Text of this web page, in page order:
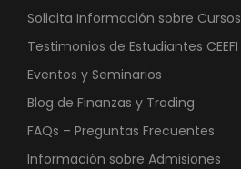
Solicita Información sobre Cursos
Testimonios de Estudiantes CEEFI
Eventos y Seminarios
Blog de Finanzas y Trading
FAQs – Preguntas Frecuentes
Información sobre Admisiones